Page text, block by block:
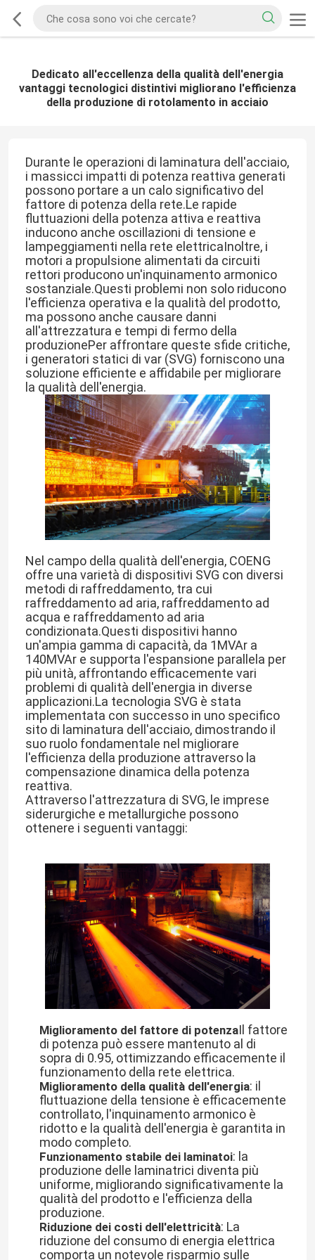
Dedicato all'eccellenza della qualità dell'energia
vantaggi tecnologici distintivi migliorano l'efficienza
della produzione di rotolamento in acciaio
Durante le operazioni di laminatura dell'acciaio,
i massicci impatti di potenza reattiva generati
possono portare a un calo significativo del
fattore di potenza della rete.Le rapide
fluttuazioni della potenza attiva e reattiva
inducono anche oscillazioni di tensione e
lampeggiamenti nella rete elettricaInoltre, i
motori a propulsione alimentati da circuiti
rettori producono un'inquinamento armonico
sostanziale.Questi problemi non solo riducono
l'efficienza operativa e la qualità del prodotto,
ma possono anche causare danni
all'attrezzatura e tempi di fermo della
produzionePer affrontare queste sfide critiche,
i generatori statici di var (SVG) forniscono una
soluzione efficiente e affidabile per migliorare
la qualità dell'energia.
Nel campo della qualità dell'energia, COENG
offre una varietà di dispositivi SVG con diversi
metodi di raffreddamento, tra cui
raffreddamento ad aria, raffreddamento ad
acqua e raffreddamento ad aria
condizionata.Questi dispositivi hanno
un'ampia gamma di capacità, da 1MVAr a
140MVAr e supporta l'espansione parallela per
più unità, affrontando efficacemente vari
problemi di qualità dell'energia in diverse
applicazioni.La tecnologia SVG è stata
implementata con successo in uno specifico
sito di laminatura dell'acciaio, dimostrando il
suo ruolo fondamentale nel migliorare
l'efficienza della produzione attraverso la
compensazione dinamica della potenza
reattiva.
Attraverso l'attrezzatura di SVG, le imprese
siderurgiche e metallurgiche possono
ottenere i seguenti vantaggi:
Miglioramento del fattore di potenzaIl fattore
di potenza può essere mantenuto al di
sopra di 0.95, ottimizzando efficacemente il
funzionamento della rete elettrica.
Miglioramento della qualità dell'energia: il
fluttuazione della tensione è efficacemente
controllato, l'inquinamento armonico è
ridotto e la qualità dell'energia è garantita in
modo completo.
Funzionamento stabile dei laminatoi: la
produzione delle laminatrici diventa più
uniforme, migliorando significativamente la
qualità del prodotto e l'efficienza della
produzione.
Riduzione dei costi dell'elettricità: La
riduzione del consumo di energia elettrica
comporta un notevole risparmio sulle